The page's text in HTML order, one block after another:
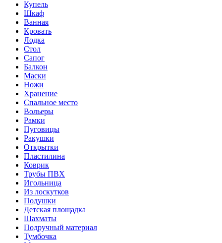
Купель
Шкаф
Ванная
Кровать
Лодка
Стол
Сапог
Балкон
Маски
Ножи
Хранение
Спальное место
Вольеры
Рамки
Пуговицы
Ракушки
Открытки
Пластилина
Коврик
Трубы ПВХ
Игольница
Из лоскутков
Подушки
Детская площадка
Шахматы
Подручный материал
Тумбочка